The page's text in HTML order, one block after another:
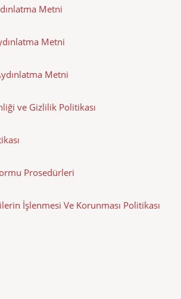
Metni
Metni
Metni
ve Gizlilik Politikası
Prosedürleri
İşlenmesi Ve Korunması Politikası